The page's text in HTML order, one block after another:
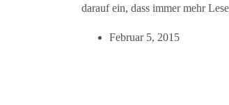
darauf ein, dass immer mehr
Februar 5, 2015